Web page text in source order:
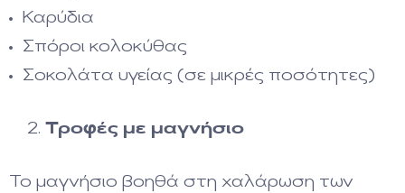
Καρύδια
Σπόροι κολοκύθας
Σοκολάτα υγείας (σε μικρές ποσότητες)
Τροφές με μαγνήσιο
Το μαγνήσιο βοηθά στη χαλάρωση των